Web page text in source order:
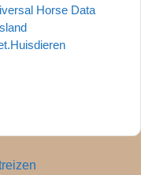
Horse Data